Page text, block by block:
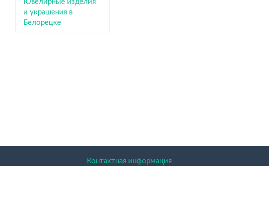
Ювелирные изделия
и украшения в
Белорецке
Контактная информация